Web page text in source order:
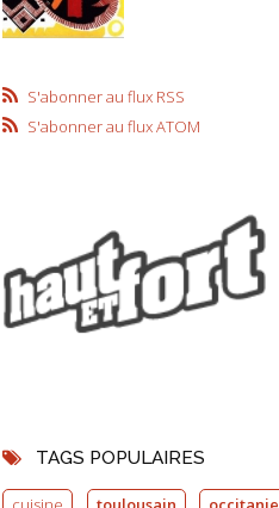
S'abonner au flux RSS
S'abonner au flux ATOM
TAGS POPULAIRES